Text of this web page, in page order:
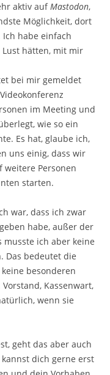
aktiv aufMastodon,
Möglichkeit, dort
habe einfach
hätten, mit mir
bei mir gemeldet
im Meeting und
wie so ein
Es hat, glaube ich,
uns einig, dass wir
Personen
starten.
war, dass ich zwar
habe, außer der
musste ich aber keine
Das bedeutet die
besonderen
Kassenwart,
wenn sie
geht das aber auch
dich gerne erst